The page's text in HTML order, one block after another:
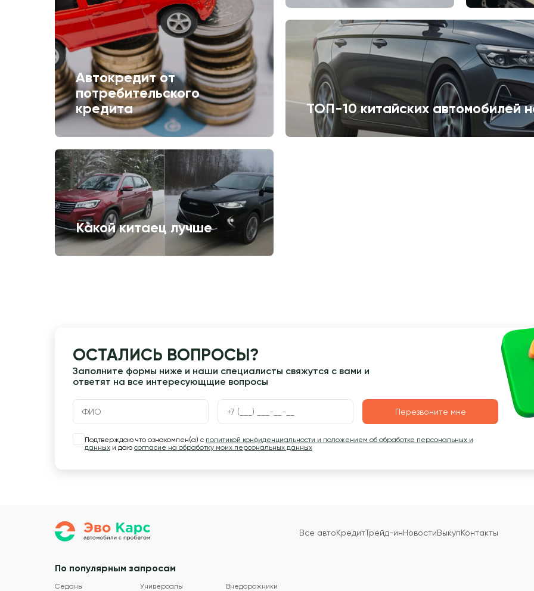
Автокредит от
потребительского
кредита
ТОП-10 китайских автомобилей
Какой китаец лучше
ОСТАЛИСЬ ВОПРОСЫ?
Заполните формы ниже и наши специалисты свяжутся с вами и
ответят на все интересующщие вопросы
Перезвоните мне
Подтверждаю что ознакомлен(а) с политикой конфиденциальности и положением об обработке персональных и
данных и даю согласие на обработку моих персональных данных
Все автоКредитТрейд-инНовостиВыкупКонтакты
По популярным запросам
Седаны Универсалы Внедорожники